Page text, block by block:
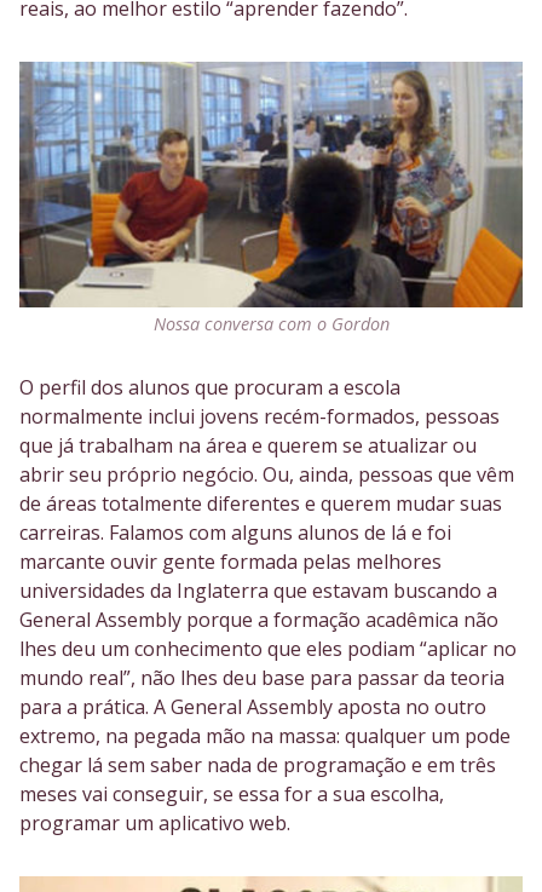
reais, ao melhor estilo “aprender fazendo”.
Nossa conversa com o Gordon
O perfil dos alunos que procuram a escola
normalmente inclui jovens recém-formados, pessoas
que já trabalham na área e querem se atualizar ou
abrir seu próprio negócio. Ou, ainda, pessoas que vêm
de áreas totalmente diferentes e querem mudar suas
carreiras. Falamos com alguns alunos de lá e foi
marcante ouvir gente formada pelas melhores
universidades da Inglaterra que estavam buscando a
General Assembly porque a formação acadêmica não
lhes deu um conhecimento que eles podiam “aplicar no
mundo real”, não lhes deu base para passar da teoria
para a prática. A General Assembly aposta no outro
extremo, na pegada mão na massa: qualquer um pode
chegar lá sem saber nada de programação e em três
meses vai conseguir, se essa for a sua escolha,
programar um aplicativo web.